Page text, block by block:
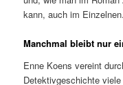
kann, auch im Einzelnen.
Manchmal bleibt nur
Enne Koens vereint
Detektivgeschichte